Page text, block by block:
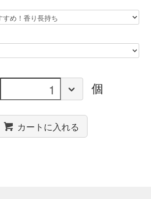
個
カートに入れる